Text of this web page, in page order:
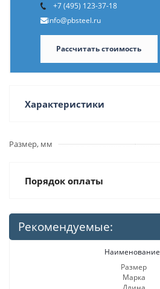
+7 (495) 123-37-18
info@pbsteel.ru
Рассчитать стоимость
Характеристики
Размер, мм
Порядок оплаты
Рекомендуемые:
Наименование
Размер
Марка